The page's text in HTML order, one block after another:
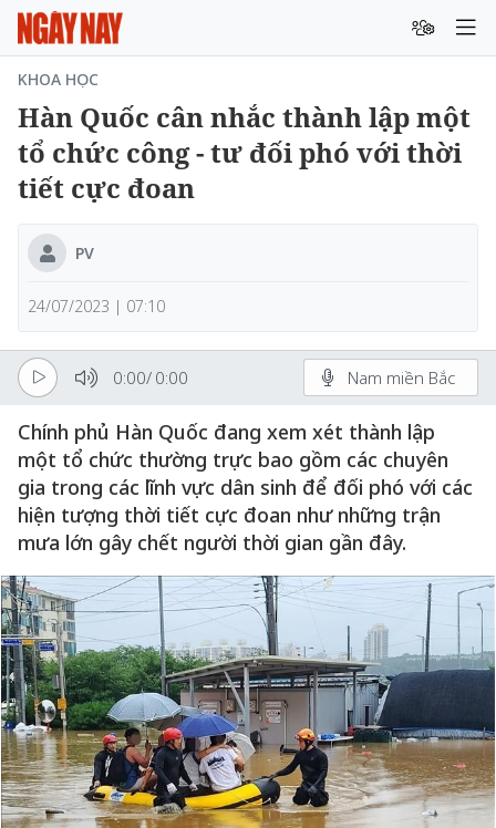
KHOA HỌC
Hàn Quốc cân nhắc thành lập một
tổ chức công - tư đối phó với thời
tiết cực đoan
PV
24/07/2023 | 07:10
0:00/ 0:00 Nam miền Bắc
Chính phủ Hàn Quốc đang xem xét thành lập
một tổ chức thường trực bao gồm các chuyên
gia trong các lĩnh vực dân sinh để đối phó với các
hiện tượng thời tiết cực đoan như những trận
mưa lớn gây chết người thời gian gần đây.